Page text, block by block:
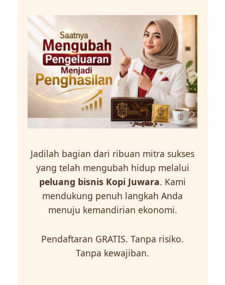
Jadilah bagian dari ribuan mitra sukses
yang telah mengubah hidup melalui
peluang bisnis Kopi Juwara. Kami
mendukung penuh langkah Anda
menuju kemandirian ekonomi.
Pendaftaran GRATIS. Tanpa risiko.
Tanpa kewajiban.